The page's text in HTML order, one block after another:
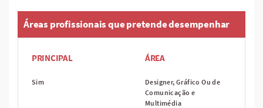
Áreas profissionais que pretende desempenhar
PRINCIPAL
Sim
ÁREA
Designer, Gráfico Ou de
Comunicação e
Multimédia